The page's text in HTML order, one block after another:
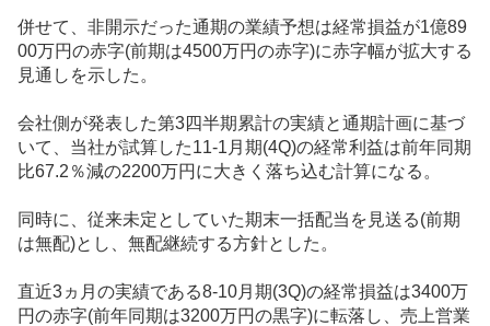
併せて、非開示だった通期の業績予想は経常損益が1億89
00万円の赤字(前期は4500万円の赤字)に赤字幅が拡大する
見通しを示した。
会社側が発表した第3四半期累計の実績と通期計画に基づ
いて、当社が試算した11-1月期(4Q)の経常利益は前年同期
比67.2％減の2200万円に大きく落ち込む計算になる。
同時に、従来未定としていた期末一括配当を見送る(前期
は無配)とし、無配継続する方針とした。
直近3ヵ月の実績である8-10月期(3Q)の経常損益は3400万
円の赤字(前年同期は3200万円の黒字)に転落し、売上営業